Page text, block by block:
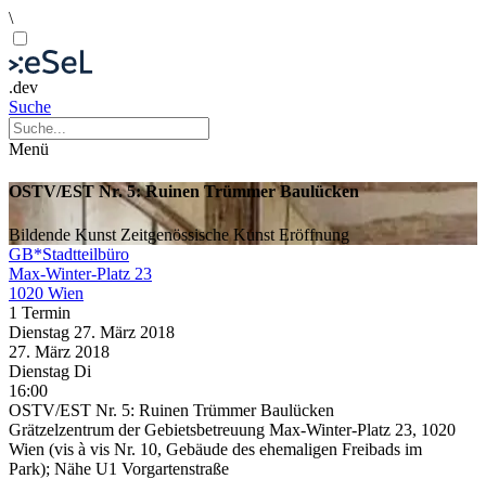
\
.dev
Suche
Menü
OSTV/EST Nr. 5: Ruinen Trümmer Baulücken
Bildende Kunst Zeitgenössische Kunst Eröffnung
GB*Stadtteilbüro
Max-Winter-Platz 23
1020 Wien
1 Termin
Dienstag 27. März 2018
27. März 2018
Dienstag Di
16:00
OSTV/EST Nr. 5: Ruinen Trümmer Baulücken
Grätzelzentrum der Gebietsbetreuung Max-Winter-Platz 23, 1020
Wien (vis à vis Nr. 10, Gebäude des ehemaligen Freibads im
Park); Nähe U1 Vorgartenstraße